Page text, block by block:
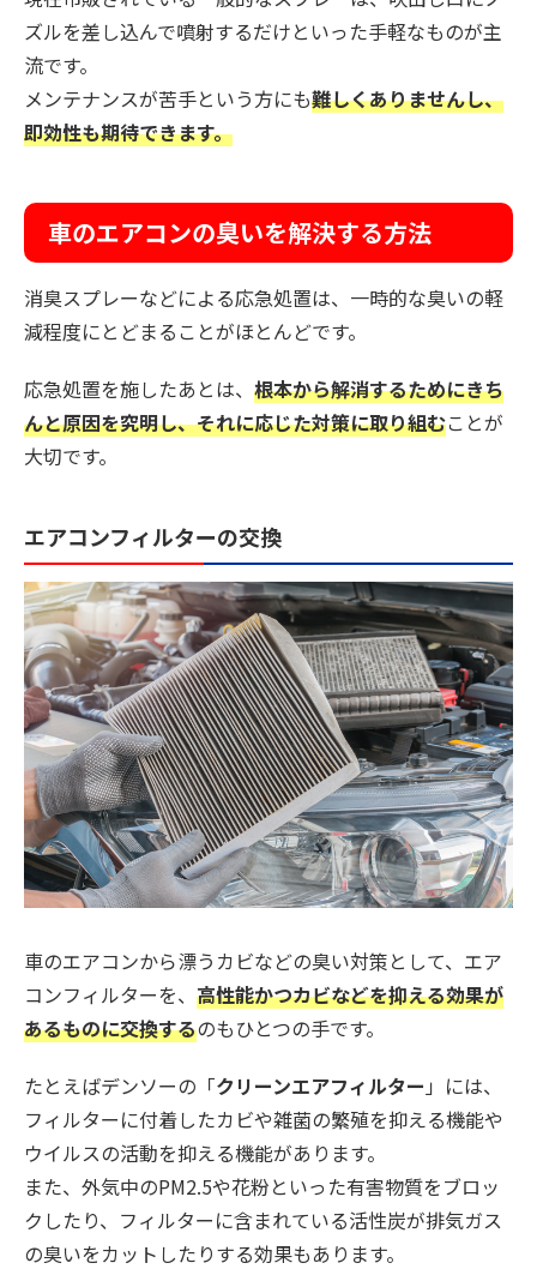
ズルを差し込んで噴射するだけといった手軽なものが主
流です。
メンテナンスが苦手という方にも難しくありませんし、
即効性も期待できます。
車のエアコンの臭いを解決する方法
消臭スプレーなどによる応急処置は、一時的な臭いの軽
減程度にとどまることがほとんどです。
応急処置を施したあとは、 根本から解消するためにきち
んと原因を究明し、それに応じた対策に取り組むことが
大切です。
エアコンフィルターの交換
車のエアコンから漂うカビなどの臭い対策として、エア
コンフィルターを、 高性能かつカビなどを抑える効果が
あるものに交換するのもひとつの手です。
たとえばデンソーの「クリーンエアフィルター 」には、
フィルターに付着したカビや雑菌の繁殖を抑える機能や
ウイルスの活動を抑える機能があります。
また、外気中のPM2.5や花粉といった有害物質をブロッ
クしたり、フィルターに含まれている活性炭が排気ガス
の臭いをカットしたりする効果もあります。